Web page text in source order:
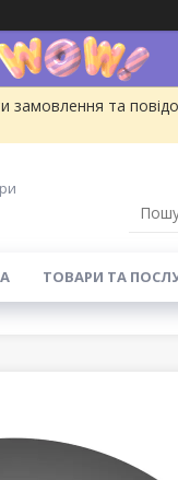
та
ТОВАРИ ТА